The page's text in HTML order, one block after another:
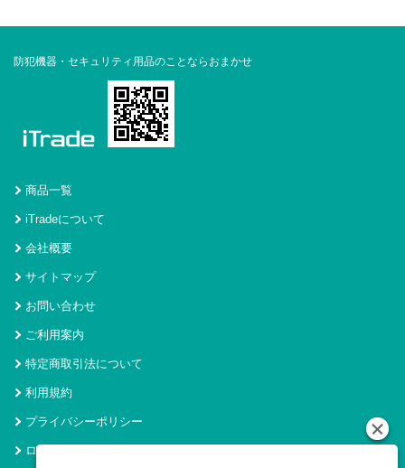
防犯機器・セキュリティ用品のことならおまかせ
商品一覧
iTradeについて
会社概要
サイトマップ
お問い合わせ
ご利用案内
特定商取引法について
利用規約
プライバシーポリシー
ログイン